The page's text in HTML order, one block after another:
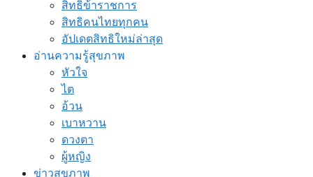
สิทธิข้าราชการ
สิทธิคนไทยทุกคน
อัปเดตสิทธิใหม่ล่าสุด
อ่านความรู้สุขภาพ
หัวใจ
ไต
อ้วน
เบาหวาน
ดวงตา
ผู้หญิง
ข่าวสุขภาพ